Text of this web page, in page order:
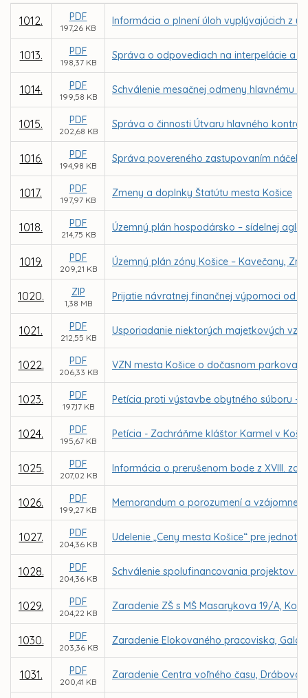
1012. PDF
197,26 KB
Informácia o plnení úloh vyplývajúcich z
1013. PDF
198,37 KB
Správa o odpovediach na interpelácie a
1014. PDF
199,58 KB
Schválenie mesačnej odmeny hlavnému
1015. PDF
202,68 KB
Správa o činnosti Útvaru hlavného
1016. PDF
194,98 KB
Správa povereného zastupovaním
1017. PDF
197,97 KB
Zmeny a doplnky Štatútu mesta Košice
1018. PDF
214,75 KB
Územný plán hospodársko – sídelnej
1019. PDF
209,21 KB
Územný plán zóny Košice – Kavečany,
1020. ZIP
1,38 MB
Prijatie návratnej finančnej výpomoci od
1021. PDF
212,55 KB
Usporiadanie niektorých majetkových
1022. PDF
206,33 KB
VZN mesta Košice o dočasnom
1023. PDF
197,17 KB
Petícia proti výstavbe obytného súboru -
1024. PDF
195,67 KB
Petícia - Zachráňme kláštor Karmel v
1025. PDF
207,02 KB
Informácia o prerušenom bode z XVIII.
1026. PDF
199,27 KB
Memorandum o porozumení a vzájomnej
1027. PDF
204,36 KB
Udelenie „Ceny mesta Košice“ pre
1028. PDF
204,36 KB
Schválenie spolufinancovania projektov
1029. PDF
204,22 KB
Zaradenie ZŠ s MŠ Masarykova 19/A,
1030. PDF
203,36 KB
Zaradenie Elokovaného pracoviska,
1031. PDF
200,41 KB
Zaradenie Centra voľného času, Drábova